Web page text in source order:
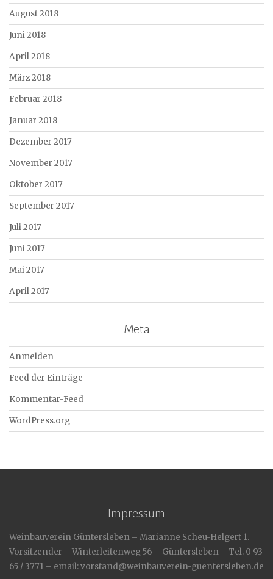
August 2018
Juni 2018
April 2018
März 2018
Februar 2018
Januar 2018
Dezember 2017
November 2017
Oktober 2017
September 2017
Juli 2017
Juni 2017
Mai 2017
April 2017
Meta
Anmelden
Feed der Einträge
Kommentar-Feed
WordPress.org
Impressum
Weinbauverein Güntersleben – Marianne Scheu-Helgert 1.
Vorsitzender – Winterleitenweg 56 – Güntersleben – Tel. 0 93
65 / 3771 – email: vorstand@weinbauverein-guentersleben.de